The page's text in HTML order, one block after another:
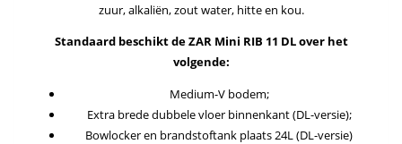
zuur, alkaliën, zout water, hitte en kou.
Standaard beschikt de ZAR Mini RIB 11 DL over het
volgende:
Medium-V bodem;
Extra brede dubbele vloer binnenkant (DL-versie);
Bowlocker en brandstoftank plaats 24L (DL-versie)